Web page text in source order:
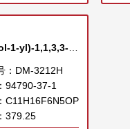
英文名称：2-(1H-benzo[d][1,2,3]triazol-1-yl)-1,1,3,3-tetramethylisouronium hexafluorophosphate
：DM-3212H
94790-37-1
C11H16F6N5OP
379.25